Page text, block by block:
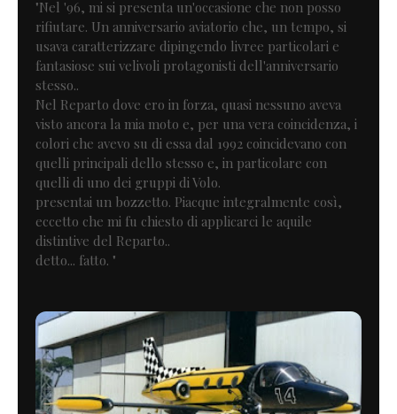
"Nel '96, mi si presenta un'occasione che non posso
rifiutare. Un anniversario aviatorio che, un tempo, si
usava caratterizzare dipingendo livree particolari e
fantasiose sui velivoli protagonisti dell'anniversario
stesso..
Nel Reparto dove ero in forza, quasi nessuno aveva
visto ancora la mia moto e, per una vera coincidenza, i
colori che avevo su di essa dal 1992 coincidevano con
quelli principali dello stesso e, in particolare con
quelli di uno dei gruppi di Volo.
presentai un bozzetto. Piacque integralmente così,
eccetto che mi fu chiesto di applicarci le aquile
distintive del Reparto..
detto... fatto. "